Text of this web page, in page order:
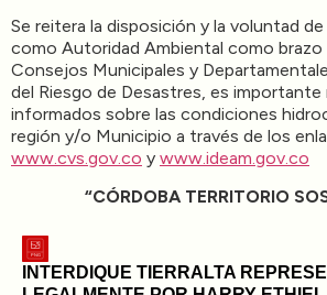
Se reitera la disposición y la voluntad
como Autoridad Ambiental como
Consejos Municipales y
del Riesgo de Desastres, es
informados sobre las condiciones
región y/o Municipio a través de los
www.cvs.gov.co y www.ideam.gov.co
“CÓRDOBA TERRITORIO
INTERDIQUE TIERRALTA